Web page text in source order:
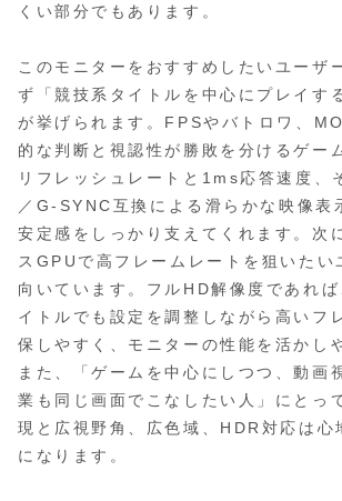
くい部分でもあります。
このモニターをおすすめしたいユーザ
ず「競技系タイトルを中心にプレイす
が挙げられます。FPSやバトロワ、
的な判断と視認性が勝敗を分けるゲー
リフレッシュレートと1ms応答速度
／G-SYNC互換による滑らかな映像表
安定感をしっかり支えてくれます。次
スGPUで高フレームレートを狙いたい
向いています。フルHD解像度であれ
イトルでも設定を調整しながら高いフ
保しやすく、モニターの性能を活かし
また、「ゲームを中心にしつつ、動画
業も同じ画面でこなしたい人」にとっ
現と広視野角、広色域、HDR対応は心
になります。